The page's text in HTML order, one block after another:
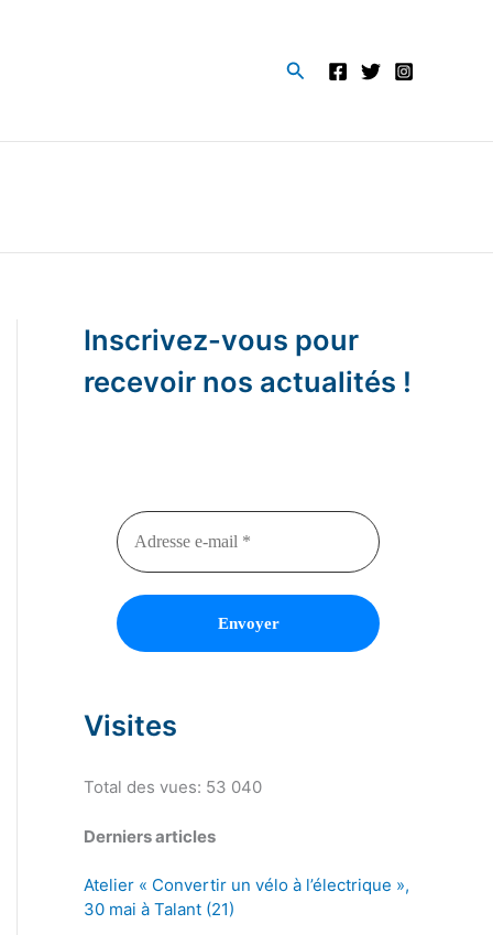
Rechercher
Inscrivez-vous pour
recevoir nos actualités !
Visites
Total des vues: 53 040
Derniers articles
Atelier « Convertir un vélo à l’électrique »,
30 mai à Talant (21)